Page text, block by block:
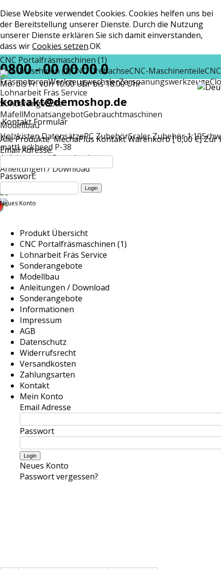
Diese Website verwendet Cookies. Cookies helfen uns bei
der Bereitstellung unserer Dienste. Durch die Nutzung
unserer Dienste erklären Sie sich damit einverstanden,
dass wirCookies setzen.OK
CNC Portalfräsmaschinen (1)
CNC-Maschinen (1)CNC DrehachseCNC-Maschinenteile
FräsmotorenWerkzeugwechslerZerspanungswerkzeuge
Lohnarbeit Fräs Service
Sonderangebote
MafellMonatsangebotGebrauchtmaschinen
Modellbau
Holzkisten DatensätzeRC ZubehörScaler Zubehör 1:10
mattLockheed P-38
Anleitungen / Download
Anleitungen / Download
0800 - 00 00 00 0
Mo. bis Fr. von 10:00 Uhr bis 18:00 Uhr
kontakt@demoshop.de
Kontakt Formular
Alle Produkte MechaPlus KontaktWarenkorb [ 0,00 €]Zur
Email Adresse:
Passwort:
Neues Konto
Produkt Übersicht
CNC Portalfräsmaschinen (1)
Lohnarbeit Fräs Service
Sonderangebote
Modellbau
Anleitungen / Download
Sonderangebote
Informationen
Impressum
AGB
Datenschutz
Widerrufsrecht
Versandkosten
Zahlungsarten
Kontakt
Mein Konto
Email Adresse
Passwort
Neues Konto
Passwort vergessen?